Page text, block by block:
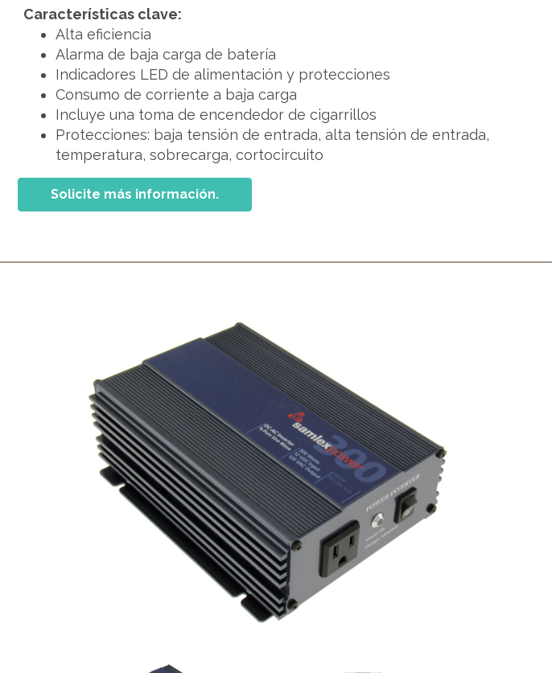
Características clave:
Alta eficiencia
Alarma de baja carga de batería
Indicadores LED de alimentación y protecciones
Consumo de corriente a baja carga
Incluye una toma de encendedor de cigarrillos
Protecciones: baja tensión de entrada, alta tensión de entrada,
temperatura, sobrecarga, cortocircuito
Solicite más información.